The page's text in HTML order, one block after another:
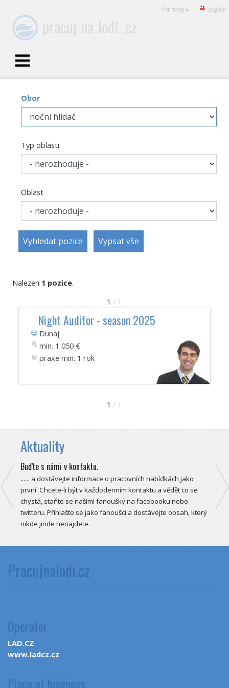
pracuj na lodi .cz
Pro firmy ▸ English
Obor
Typ oblasti
Oblast
Nalezen 1 pozice.
1 / 1
Night Auditor - season 2025
Dunaj
min. 1 050 €
praxe min. 1 rok
1 / 1
Aktuality
Buďte s námi v kontaktu.
...... a dostávejte informace o pracovních nabídkách jako
první. Chcete-li být v každodenním kontaktu a vědět co se
chystá, staňte se našimi fanoušky na facebooku nebo
twitteru. Přihlašte se jako fanoušci a dostávejte obsah, který
nikde jinde nenajdete.
o
Pracujnalodi.cz
Operator
LAD.CZ
www.ladcz.cz
Place of business